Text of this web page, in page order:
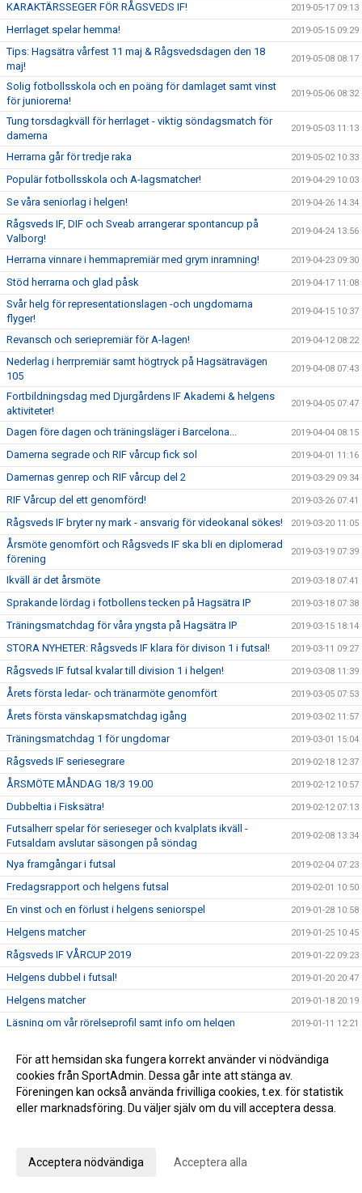
KARAKTÄRSSEGER FÖR RÅGSVEDS IF! 2019-05-17 09:13
Herrlaget spelar hemma! 2019-05-15 09:29
Tips: Hagsätra vårfest 11 maj & Rågsvedsdagen den 18
maj!
2019-05-08 08:17
Solig fotbollsskola och en poäng för damlaget samt vinst
för juniorerna!
2019-05-06 08:32
Tung torsdagkväll för herrlaget - viktig söndagsmatch för
damerna
2019-05-03 11:13
Herrarna går för tredje raka 2019-05-02 10:33
Populär fotbollsskola och A-lagsmatcher! 2019-04-29 10:03
Se våra seniorlag i helgen! 2019-04-26 14:34
Rågsveds IF, DIF och Sveab arrangerar spontancup på
Valborg!
2019-04-24 13:56
Herrarna vinnare i hemmapremiär med grym inramning! 2019-04-23 09:30
Stöd herrarna och glad påsk 2019-04-17 11:08
Svår helg för representationslagen -och ungdomarna
flyger!
2019-04-15 10:37
Revansch och seriepremiär för A-lagen! 2019-04-12 08:22
Nederlag i herrpremiär samt högtryck på Hagsätravägen
105
2019-04-08 07:43
Fortbildningsdag med Djurgårdens IF Akademi & helgens
aktiviteter!
2019-04-05 07:47
Dagen före dagen och träningsläger i Barcelona... 2019-04-04 08:15
Damerna segrade och RIF vårcup fick sol 2019-04-01 11:16
Damernas genrep och RIF vårcup del 2 2019-03-29 09:34
RIF Vårcup del ett genomförd! 2019-03-26 07:41
Rågsveds IF bryter ny mark - ansvarig för videokanal sökes! 2019-03-20 11:05
Årsmöte genomfört och Rågsveds IF ska bli en diplomerad
förening
2019-03-19 07:39
Ikväll är det årsmöte 2019-03-18 07:41
Sprakande lördag i fotbollens tecken på Hagsätra IP 2019-03-18 07:38
Träningsmatchdag för våra yngsta på Hagsätra IP 2019-03-15 18:14
STORA NYHETER: Rågsveds IF klara för divison 1 i futsal! 2019-03-11 09:27
Rågsveds IF futsal kvalar till division 1 i helgen! 2019-03-08 11:39
Årets första ledar- och tränarmöte genomfört 2019-03-05 07:53
Årets första vänskapsmatchdag igång 2019-03-02 11:57
Träningsmatchdag 1 för ungdomar 2019-03-01 15:04
Rågsveds IF seriesegrare 2019-02-18 12:37
ÅRSMÖTE MÅNDAG 18/3 19.00 2019-02-12 10:57
Dubbeltia i Fisksätra! 2019-02-12 07:13
Futsalherr spelar för serieseger och kvalplats ikväll -
Futsaldam avslutar säsongen på söndag
2019-02-08 13:34
Nya framgångar i futsal 2019-02-04 07:23
Fredagsrapport och helgens futsal 2019-02-01 10:50
En vinst och en förlust i helgens seniorspel 2019-01-28 10:58
Helgens matcher 2019-01-25 10:45
Rågsveds IF VÅRCUP 2019 2019-01-22 09:23
Helgens dubbel i futsal! 2019-01-20 20:47
Helgens matcher 2019-01-18 20:19
Läsning om vår rörelseprofil samt info om helgen 2019-01-11 12:21
2019 smyger igång 2019-01-06 10:09
Summering av 2018 2018-12-28 16:54
Julhälsning från kansliet! 2018-12-21 10:04
Rågsved Futsal: dam har juluppehåll och herrarna spelar för
För att hemsidan ska fungera korrekt använder vi nödvändiga
cookies från SportAdmin. Dessa går inte att stänga av.
Föreningen kan också använda frivilliga cookies, t.ex. för statistik
eller marknadsföring. Du väljer själv om du vill acceptera dessa.
Acceptera nödvändiga Acceptera alla